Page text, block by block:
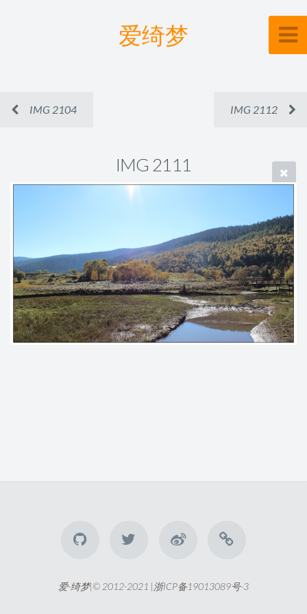
爱绮梦
IMG 2104 IMG 2112
IMG 2111
爱·绮梦|© 2012-2021 | 浙ICP备19013089号-3